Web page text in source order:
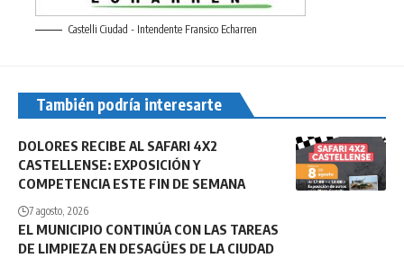
Castelli Ciudad - Intendente Fransico Echarren
También podría interesarte
DOLORES RECIBE AL SAFARI 4X2
CASTELLENSE: EXPOSICIÓN Y
COMPETENCIA ESTE FIN DE SEMANA
7 agosto, 2026
EL MUNICIPIO CONTINÚA CON LAS TAREAS
DE LIMPIEZA EN DESAGÜES DE LA CIUDAD